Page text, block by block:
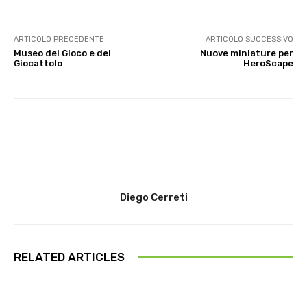
ARTICOLO PRECEDENTE
Museo del Gioco e del
Giocattolo
ARTICOLO SUCCESSIVO
Nuove miniature per
HeroScape
Diego Cerreti
RELATED ARTICLES